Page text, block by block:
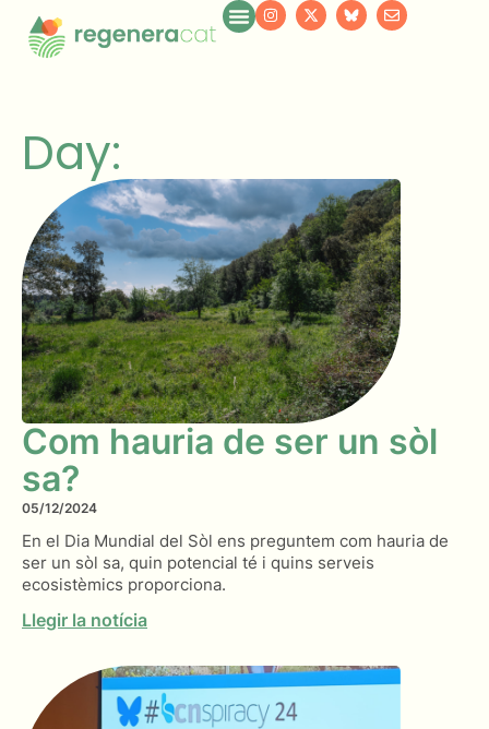
Day:
Com hauria de ser un sòl
sa?
05/12/2024
En el Dia Mundial del Sòl ens preguntem com hauria de
ser un sòl sa, quin potencial té i quins serveis
ecosistèmics proporciona.
Llegir la notícia